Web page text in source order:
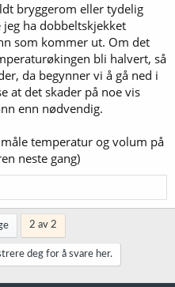
bryggerom eller tydelig
ha dobbeltskjekket
som kommer ut. Om det
bli halvert, så
da begynner vi å gå ned i
at det skader på noe vis
enn nødvendig.
temperatur og volum på
neste gang)
2 av 2
deg for å svare her.